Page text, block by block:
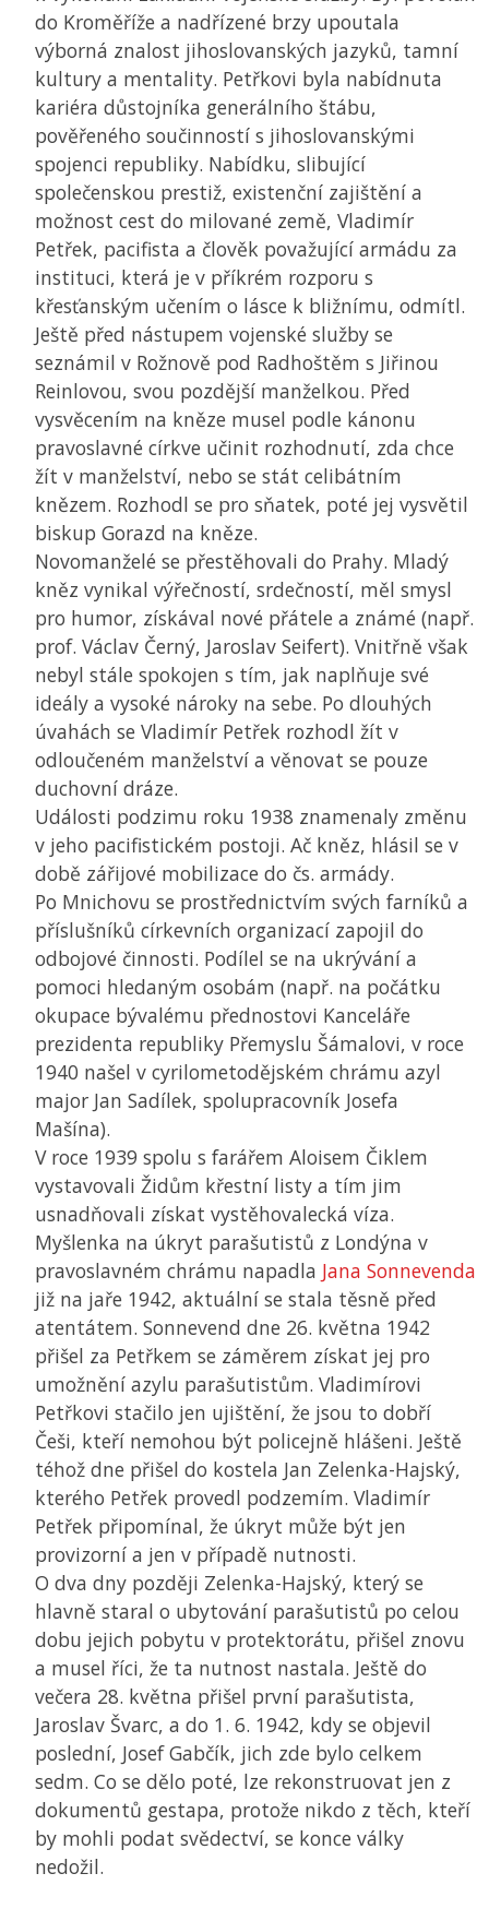
do Kroměříže a nadřízené brzy upoutala
výborná znalost jihoslovanských jazyků, tamní
kultury a mentality. Petřkovi byla nabídnuta
kariéra důstojníka generálního štábu,
pověřeného součinností s jihoslovanskými
spojenci republiky. Nabídku, slibující
společenskou prestiž, existenční zajištění a
možnost cest do milované země, Vladimír
Petřek, pacifista a člověk považující armádu za
instituci, která je v příkrém rozporu s
křesťanským učením o lásce k bližnímu, odmítl.
Ještě před nástupem vojenské služby se
seznámil v Rožnově pod Radhoštěm s Jiřinou
Reinlovou, svou pozdější manželkou. Před
vysvěcením na kněze musel podle kánonu
pravoslavné církve učinit rozhodnutí, zda chce
žít v manželství, nebo se stát celibátním
knězem. Rozhodl se pro sňatek, poté jej vysvětil
biskup Gorazd na kněze.
Novomanželé se přestěhovali do Prahy. Mladý
kněz vynikal výřečností, srdečností, měl smysl
pro humor, získával nové přátele a známé (např.
prof. Václav Černý, Jaroslav Seifert). Vnitřně však
nebyl stále spokojen s tím, jak naplňuje své
ideály a vysoké nároky na sebe. Po dlouhých
úvahách se Vladimír Petřek rozhodl žít v
odloučeném manželství a věnovat se pouze
duchovní dráze.
Události podzimu roku 1938 znamenaly změnu
v jeho pacifistickém postoji. Ač kněz, hlásil se v
době zářijové mobilizace do čs. armády.
Po Mnichovu se prostřednictvím svých farníků a
příslušníků církevních organizací zapojil do
odbojové činnosti. Podílel se na ukrývání a
pomoci hledaným osobám (např. na počátku
okupace bývalému přednostovi Kanceláře
prezidenta republiky Přemyslu Šámalovi, v roce
1940 našel v cyrilometodějském chrámu azyl
major Jan Sadílek, spolupracovník Josefa
Mašína).
V roce 1939 spolu s farářem Aloisem Čiklem
vystavovali Židům křestní listy a tím jim
usnadňovali získat vystěhovalecká víza.
Myšlenka na úkryt parašutistů z Londýna v
pravoslavném chrámu napadla Jana Sonnevenda
již na jaře 1942, aktuální se stala těsně před
atentátem. Sonnevend dne 26. května 1942
přišel za Petřkem se záměrem získat jej pro
umožnění azylu parašutistům. Vladimírovi
Petřkovi stačilo jen ujištění, že jsou to dobří
Češi, kteří nemohou být policejně hlášeni. Ještě
téhož dne přišel do kostela Jan Zelenka-Hajský,
kterého Petřek provedl podzemím. Vladimír
Petřek připomínal, že úkryt může být jen
provizorní a jen v případě nutnosti.
O dva dny později Zelenka-Hajský, který se
hlavně staral o ubytování parašutistů po celou
dobu jejich pobytu v protektorátu, přišel znovu
a musel říci, že ta nutnost nastala. Ještě do
večera 28. května přišel první parašutista,
Jaroslav Švarc, a do 1. 6. 1942, kdy se objevil
poslední, Josef Gabčík, jich zde bylo celkem
sedm. Co se dělo poté, lze rekonstruovat jen z
dokumentů gestapa, protože nikdo z těch, kteří
by mohli podat svědectví, se konce války
nedožil.